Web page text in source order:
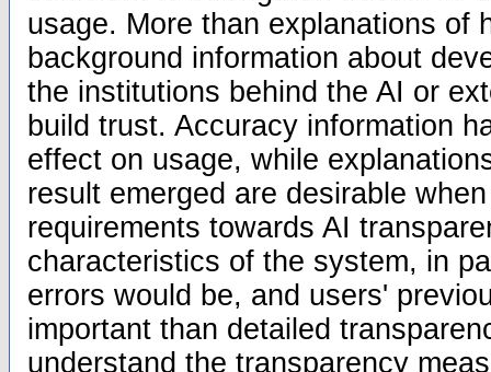
usage. More than explanations of
background information about
the institutions behind the AI or
build trust. Accuracy information
effect on usage, while
result emerged are desirable
requirements towards AI
characteristics of the system, in
errors would be, and users'
important than detailed
understand the transparency